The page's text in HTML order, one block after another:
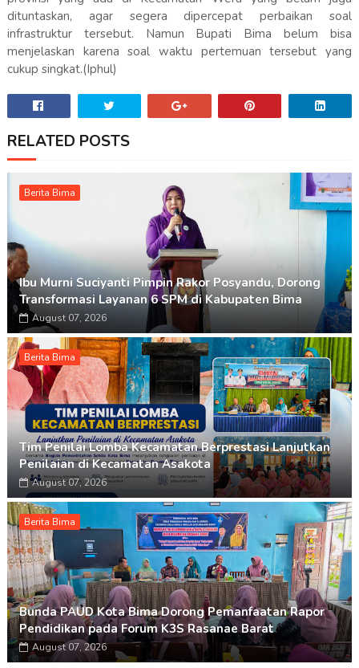
dituntaskan, agar segera dipercepat perbaikan soal
infrastruktur tersebut. Namun Bupati Bima belum bisa
menjelaskan karena soal waktu pertemuan tersebut yang
cukup singkat.(Iphul)
RELATED POSTS
Berita Bima
Ibu Murni Suciyanti Pimpin Rakor Posyandu, Dorong
Transformasi Layanan 6 SPM di Kabupaten Bima
August 07, 2026
Berita Bima
Tim Penilai Lomba Kecamatan Berprestasi Lanjutkan
Penilaian di Kecamatan Asakota
August 07, 2026
Berita Bima
Bunda PAUD Kota Bima Dorong Pemanfaatan Rapor
Pendidikan pada Forum K3S Rasanae Barat
August 07, 2026